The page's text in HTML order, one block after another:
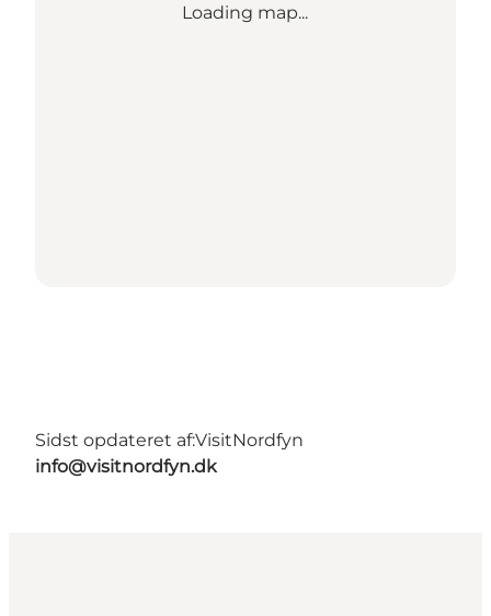
Loading map...
Sidst opdateret af:VisitNordfyn
info@visitnordfyn.dk